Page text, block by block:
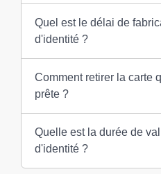
Quel est le délai de
d'identité ?
Comment retirer la carte
prête ?
Quelle est la durée de
d'identité ?